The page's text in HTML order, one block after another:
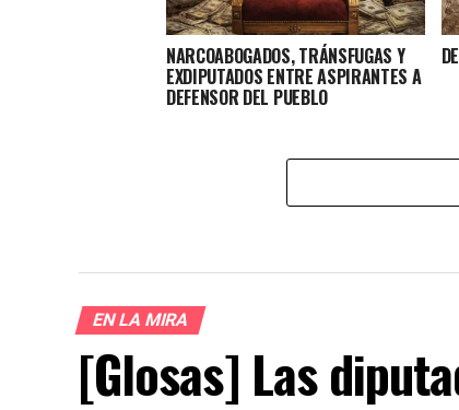
NARCOABOGADOS, TRÁNSFUGAS Y
EXDIPUTADOS ENTRE ASPIRANTES A
DEFENSOR DEL PUEBLO
EN LA MIRA
[Glosas] Las